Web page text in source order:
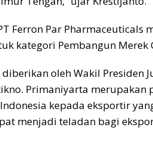
Ferron Par Pharmaceuticals
kategori Pembangun Merek
oleh Wakil Presiden
Primaniyarta
kepada eksportir
menjadi teladan bagi